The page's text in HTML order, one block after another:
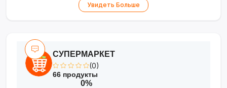
Увидеть Больше
СУПЕРМАРКЕТ
(0)
66 продукты
0%